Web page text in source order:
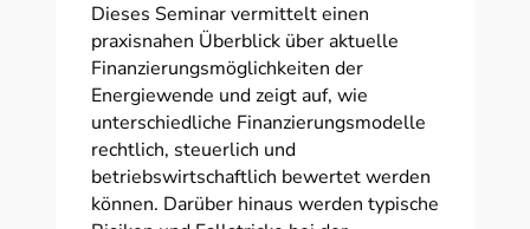
Dieses Seminar vermittelt einen
praxisnahen Überblick über aktuelle
Finanzierungsmöglichkeiten der
Energiewende und zeigt auf, wie
unterschiedliche Finanzierungsmodelle
rechtlich, steuerlich und
betriebswirtschaftlich bewertet werden
können. Darüber hinaus werden typische